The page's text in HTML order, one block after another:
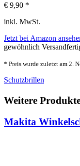
€ 9,90 *
inkl. MwSt.
Jetzt bei Amazon
gewöhnlich
* Preis wurde zuletzt am 2.
Schutzbrillen
Weitere
Makita